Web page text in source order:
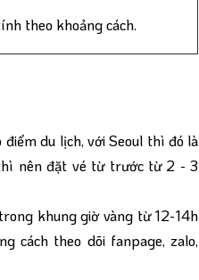
theo khoảng cách.
du lịch, với Seoul thì đó là
nên đặt vé từ trước từ 2 - 3
khung giờ vàng từ 12-14h
cách theo dõi fanpage, zalo,